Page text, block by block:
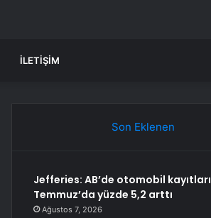
İLETIŞIM
Son Eklenen
Jefferies: AB’de otomobil kayıtları
Temmuz’da yüzde 5,2 arttı
Ağustos 7, 2026